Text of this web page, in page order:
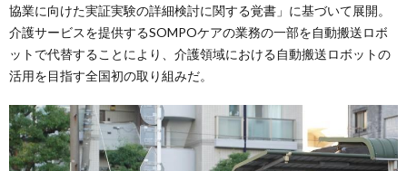
協業に向けた実証実験の詳細検討に関する覚書」に基づいて展開。
介護サービスを提供するSOMPOケアの業務の一部を自動搬送ロボ
ットで代替することにより、介護領域における自動搬送ロボットの
活用を目指す全国初の取り組みだ。